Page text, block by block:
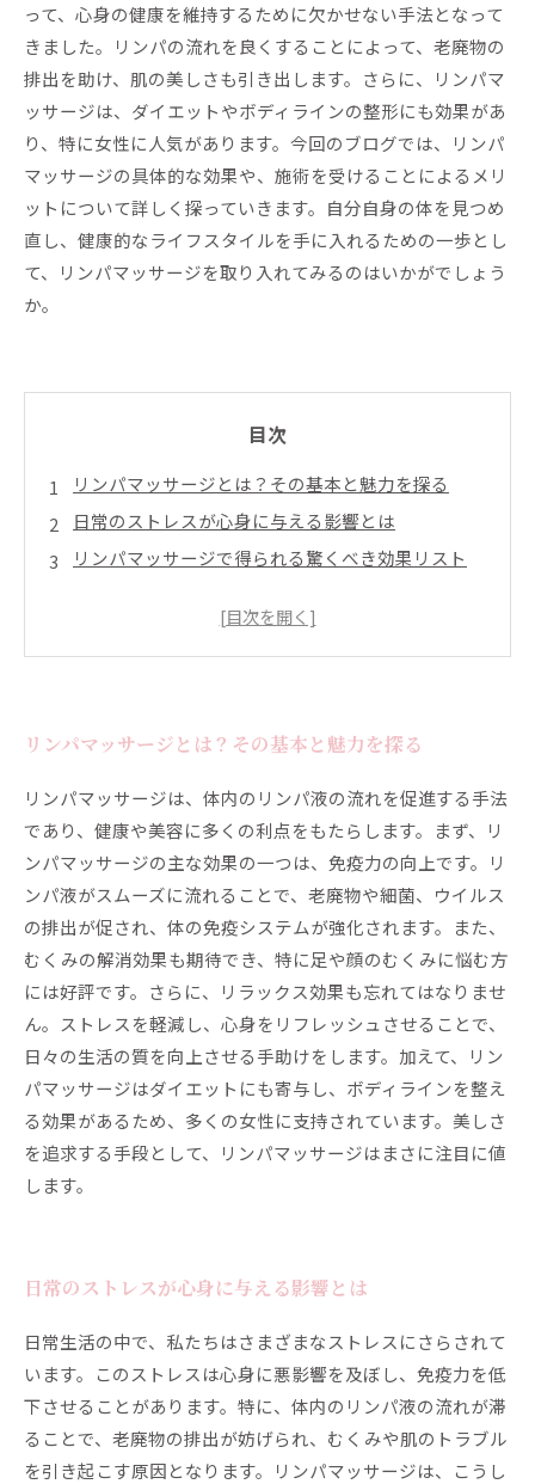
って、心身の健康を維持するために欠かせない手法となって
きました。リンパの流れを良くすることによって、老廃物の
排出を助け、肌の美しさも引き出します。さらに、リンパマ
ッサージは、ダイエットやボディラインの整形にも効果があ
り、特に女性に人気があります。今回のブログでは、リンパ
マッサージの具体的な効果や、施術を受けることによるメリ
ットについて詳しく探っていきます。自分自身の体を見つめ
直し、健康的なライフスタイルを手に入れるための一歩とし
て、リンパマッサージを取り入れてみるのはいかがでしょう
か。
目次
リンパマッサージとは？その基本と魅力を探る
日常のストレスが心身に与える影響とは
リンパマッサージで得られる驚くべき効果リスト
自分を見つめ直すきっかけに！リンパマッサージの
健康的なライフスタイルを手に入れるためのアプロ
あなたも試してみない？リンパマッサージで変わる
未来
リンパマッサージとは？その基本と魅力を探る
リンパマッサージは、体内のリンパ液の流れを促進する手法
であり、健康や美容に多くの利点をもたらします。まず、リ
ンパマッサージの主な効果の一つは、免疫力の向上です。リ
ンパ液がスムーズに流れることで、老廃物や細菌、ウイルス
の排出が促され、体の免疫システムが強化されます。また、
むくみの解消効果も期待でき、特に足や顔のむくみに悩む方
には好評です。さらに、リラックス効果も忘れてはなりませ
ん。ストレスを軽減し、心身をリフレッシュさせることで、
日々の生活の質を向上させる手助けをします。加えて、リン
パマッサージはダイエットにも寄与し、ボディラインを整え
る効果があるため、多くの女性に支持されています。美しさ
を追求する手段として、リンパマッサージはまさに注目に値
します。
日常のストレスが心身に与える影響とは
日常生活の中で、私たちはさまざまなストレスにさらされて
います。このストレスは心身に悪影響を及ぼし、免疫力を低
下させることがあります。特に、体内のリンパ液の流れが滞
ることで、老廃物の排出が妨げられ、むくみや肌のトラブル
を引き起こす原因となります。リンパマッサージは、こうし